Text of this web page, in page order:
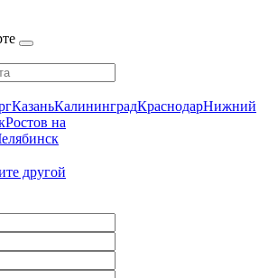
КазаньКалининградКраснодарНижний
Ростов на
другой